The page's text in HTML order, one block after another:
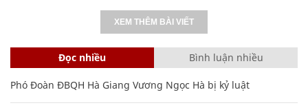
XEM THÊM BÀI VIẾT
Đọc nhiều Bình luận nhiều
Phó Đoàn ĐBQH Hà Giang Vương Ngọc Hà bị kỷ luật